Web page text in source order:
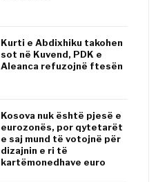
Kurti e Abdixhiku takohen
sot në Kuvend, PDK e
Aleanca refuzojnë ftesën
Kosova nuk është pjesë e
eurozonës, por qytetarët
e saj mund të votojnë për
dizajnin e ri të
kartëmonedhave euro